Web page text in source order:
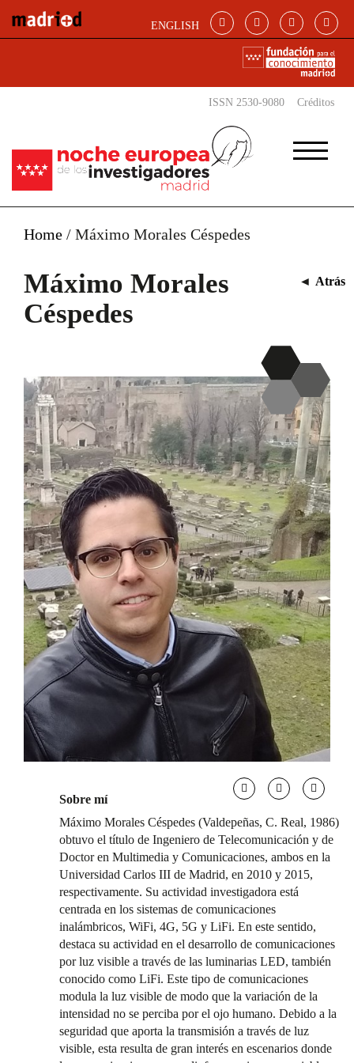
ENGLISH
ISSN 2530-9080 Créditos
Home / Máximo Morales Céspedes
Máximo Morales
Céspedes
◄ Atrás
Sobre mí
Máximo Morales Céspedes (Valdepeñas, C. Real, 1986)
obtuvo el título de Ingeniero de Telecomunicación y de
Doctor en Multimedia y Comunicaciones, ambos en la
Universidad Carlos III de Madrid, en 2010 y 2015,
respectivamente. Su actividad investigadora está
centrada en los sistemas de comunicaciones
inalámbricos, WiFi, 4G, 5G y LiFi. En este sentido,
destaca su actividad en el desarrollo de comunicaciones
por luz visible a través de las luminarias LED, también
conocido como LiFi. Este tipo de comunicaciones
modula la luz visible de modo que la variación de la
intensidad no se perciba por el ojo humano. Debido a la
seguridad que aporta la transmisión a través de luz
visible, esta resulta de gran interés en escenarios donde